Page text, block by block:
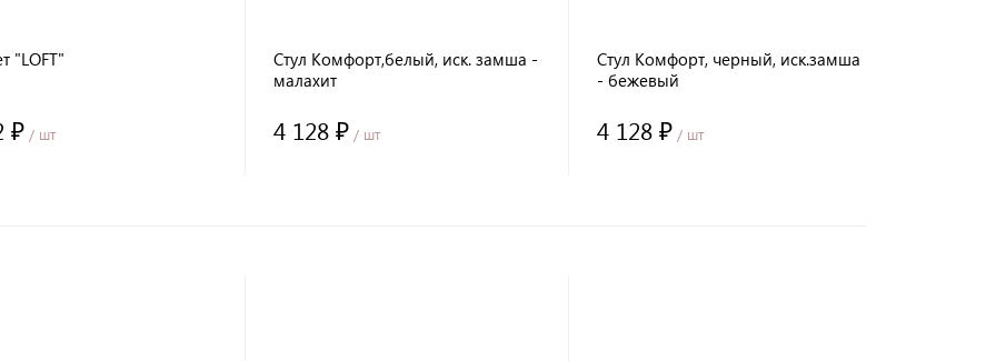
"LOFT"
₽ / шт
Стул Комфорт,белый, иск. замша -
малахит
4 128 ₽/ шт
Стул Комфорт, черный, иск.замша
- бежевый
4 128 ₽ / шт